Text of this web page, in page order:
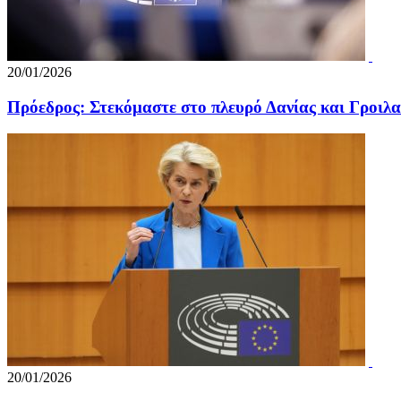
20/01/2026
Πρόεδρος: Στεκόμαστε στο πλευρό Δανίας και
20/01/2026